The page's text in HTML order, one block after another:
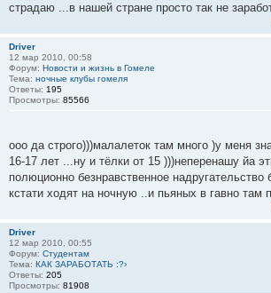
страдаю ...в нашей стране просто так не
Driver
12 мар 2010, 00:58
Форум: Новости и жизнь в Гомеле
Тема: ночные клубы гомеля
Ответы: 195
Просмотры: 85566
ооо да строго)))малалеток там много )у меня
16-17 лет ...ну и тёлки от 15 )))неперенашу йа
полюционно безнравственное
кстати ходят на ночную ..и пьяных в гавно там
Driver
12 мар 2010, 00:55
Форум: Студентам
Тема: КАК ЗАРАБОТАТЬ :?›
Ответы: 205
Просмотры: 81908